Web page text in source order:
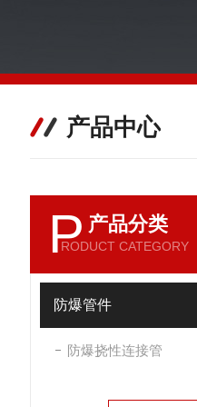
产品中心
P 产品分类
RODUCT CATEGORY
防爆管件
防爆挠性连接管